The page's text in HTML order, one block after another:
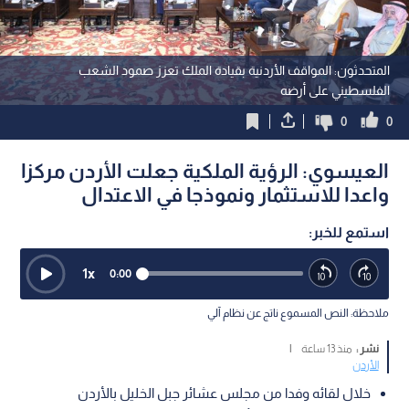
المتحدثون: المواقف الأردنية بقيادة الملك تعزز صمود الشعب
الفلسطيني على أرضه
0
0
العيسوي: الرؤية الملكية جعلت الأردن مركزا
واعدا للاستثمار ونموذجا في الاعتدال
استمع للخبر:
0:00
1x
ملاحظة: النص المسموع ناتج عن نظام آلي
نشر : منذ 13 ساعة
|
الأردن
خلال لقائه وفدا من مجلس عشائر جبل الخليل بالأردن